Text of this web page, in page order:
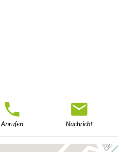
Anrufen Nachricht